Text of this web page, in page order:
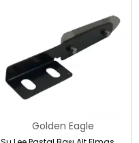
Golden Eagle